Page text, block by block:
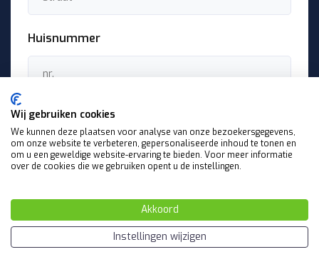
Huisnummer
Postcode
Wij gebruiken cookies
We kunnen deze plaatsen voor analyse van onze bezoekersgegevens,
om onze website te verbeteren, gepersonaliseerde inhoud te tonen en
om u een geweldige website-ervaring te bieden. Voor meer informatie
over de cookies die we gebruiken opent u de instellingen.
Akkoord
Instellingen wijzigen